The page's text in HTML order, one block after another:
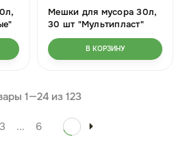
Мешки для мусора 30л,
30 шт "Мультипласт"
В КОРЗИНУ
1—24 из 123
3 ... 6